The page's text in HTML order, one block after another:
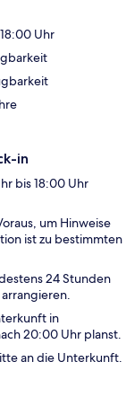
Uhr
in
bis 18:00 Uhr
um Hinweise
ist zu bestimmten
24 Stunden
in
20:00 Uhr planst.
an die Unterkunft.